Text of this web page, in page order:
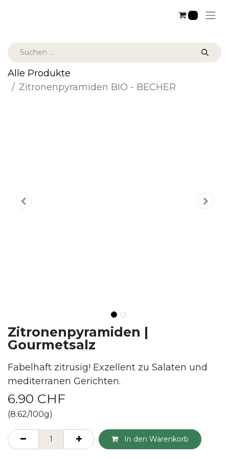
Alle Produkte
Zitronenpyramiden BIO - BECHER
Zitronenpyramiden |
Gourmetsalz
Fabelhaft zitrusig! Exzellent zu Salaten und
mediterranen Gerichten.
6.90 CHF
(8.62/100g)
In den Warenkorb